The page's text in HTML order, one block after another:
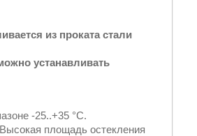
из проката стали
устанавливать
-25..+35 °C.
площадь остекления